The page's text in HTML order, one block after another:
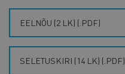
EELNÕU (2 LK) (.PDF)
SELETUSKIRI (14 LK) (.PDF)